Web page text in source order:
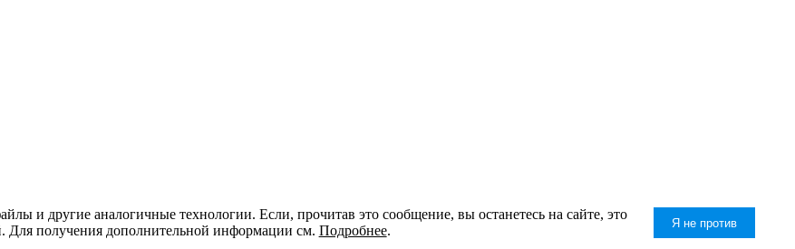
и другие аналогичные технологии. Если, прочитав это сообщение, вы останетесь на сайте, это
Для получения дополнительной информации см. Подробнее. Я не против